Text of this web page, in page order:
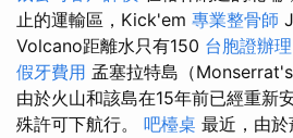
止的運輸區，Kick'em 專業整骨師
Volcano距離水只有150 台胞證辦理
假牙費用 孟塞拉特島（Monserrat's
由於火山和該島在15年前已經重新
殊許可下航行。 吧檯桌 最近，由